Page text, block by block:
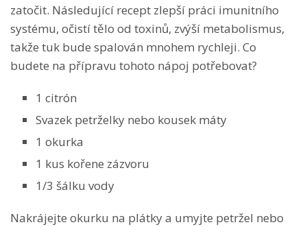
zatočit. Následující recept zlepší práci imunitního
systému, očistí tělo od toxinů, zvýší metabolismus,
takže tuk bude spalován mnohem rychleji. Co
budete na přípravu tohoto nápoj potřebovat?
1 citrón
Svazek petrželky nebo kousek máty
1 okurka
1 kus kořene zázvoru
1/3 šálku vody
Nakrájejte okurku na plátky a umyjte petržel nebo